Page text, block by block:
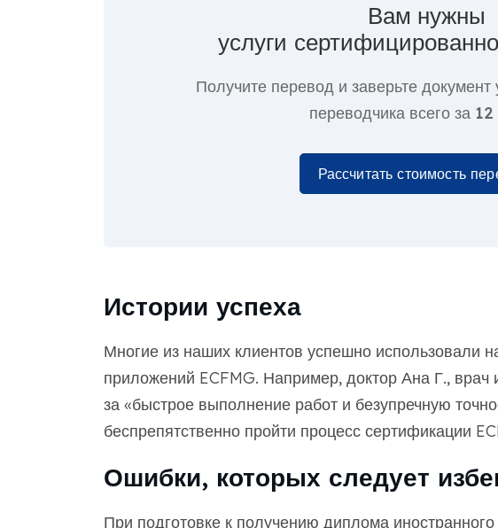
Вам нужны
услуги
Получите перевод и заверьте
переводчика всего за 12
Рассчитать стоимость
Истории успеха
Многие из наших клиентов успешно использовали
приложений ECFMG. Например, доктор Ана Г.,
за «быстрое выполнение работ и безупречную
беспрепятственно пройти процесс сертификации
Ошибки, которых следует
При подготовке к получению диплома